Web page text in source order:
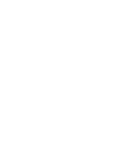
secteur